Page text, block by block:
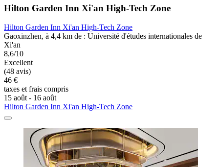
Hilton Garden Inn Xi'an High-Tech Zone
Hilton Garden Inn Xi'an High-Tech Zone
Gaoxinzhen, à 4,4 km de : Université d'études internationales de
Xi'an
8,6/10
Excellent
(48 avis)
46 €
taxes et frais compris
15 août - 16 août
Hilton Garden Inn Xi'an High-Tech Zone